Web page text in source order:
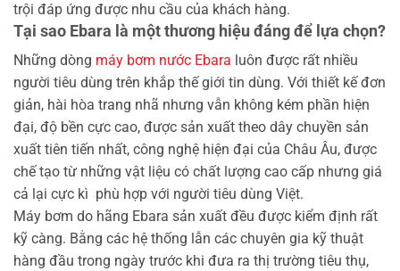
trội đáp ứng được nhu cầu của khách hàng.
Tại sao Ebara là một thương hiệu đáng để lựa chọn?
Những dòng máy bơm nước Ebara luôn được rất nhiều
người tiêu dùng trên khắp thế giới tin dùng. Với thiết kế đơn
giản, hài hòa trang nhã nhưng vẫn không kém phần hiện
đại, độ bền cực cao, được sản xuất theo dây chuyền sản
xuất tiên tiến nhất, công nghệ hiện đại của Châu Âu, được
chế tạo từ những vật liệu có chất lượng cao cấp nhưng giá
cả lại cực kì phù hợp với người tiêu dùng Việt.
Máy bơm do hãng Ebara sản xuất đều được kiểm định rất
kỹ càng. Bằng các hệ thống lẫn các chuyên gia kỹ thuật
hàng đầu trong ngày trước khi đưa ra thị trường tiêu thụ,